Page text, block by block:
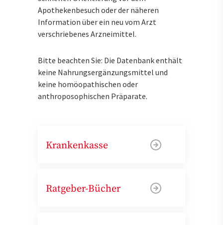
Apothekenbesuch oder der näheren
Information über ein neu vom Arzt
verschriebenes Arzneimittel.
Bitte beachten Sie: Die Datenbank enthält
keine Nahrungsergänzungsmittel und
keine homöopathischen oder
anthroposophischen Präparate.
Krankenkasse
Ratgeber-Bücher